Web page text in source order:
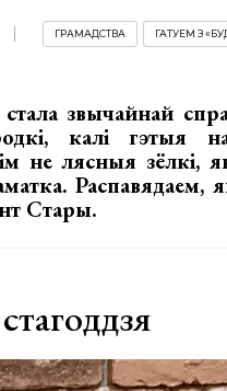
ГРАМАДСТВА ГАТУЕМ З
звычайнай
калі гэтыя
не лясныя
Распавядаем,
Стары.